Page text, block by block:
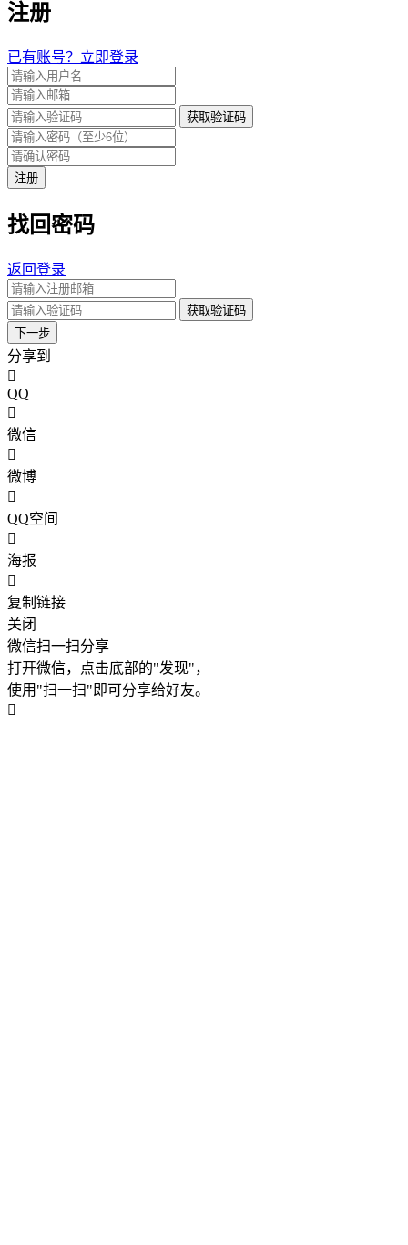
注册
已有账号？立即登录
获取验证码
注册
找回密码
返回登录
获取验证码
下一步
分享到
QQ
微信
微博
QQ空间
海报
复制链接
关闭
微信扫一扫分享
打开微信，点击底部的"发现"，
使用"扫一扫"即可分享给好友。